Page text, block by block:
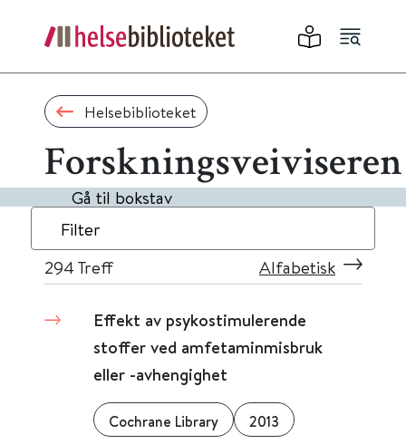
Helsebiblioteket
Forskningsveiviseren
Gå til bokstav
Filter
294 Treff Alfabetisk
Effekt av psykostimulerende
stoffer ved amfetaminmisbruk
eller -avhengighet
Cochrane Library 2013